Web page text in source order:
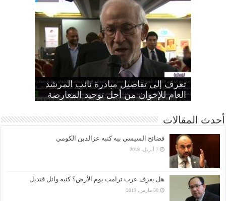
تعرف إلى تفاصيل مبادرة نائب المرشد
العام للإخوان من أجل توحيد المعارضة
“الإخوان”: تأييد النقض بإعدام تسعة
مواطنين بهزلية النائب العام يؤكد تحول
القضاء لألعوبة في يد العسكر
“متحدثة الإخوان” تطالب الانقلاب بوقف
الانتهاكات بحق المرأة وإطلاق سراح كل
الحرائر
“المجلس الثوري”: التحرك ضد الأنظمة
الطاغية “واجب وطني وضرورة
اقتصادية”
أمين عام الإخوان: لا تصالح مع القتلة ولا
بديل عن القصاص
أحدث المقالات
فضائح السيسي بيه كتبه عزالدين الكومي
7 أبريل، 2019
هل يعرف عرب ترامب يوم الأرض؟ كتبه وائل قنديل
30 مارس، 2019